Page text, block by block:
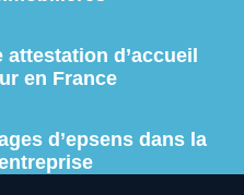
d’accueil
en France
d’epsens dans la